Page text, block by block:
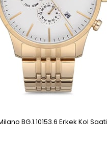
BG.1.10153.6 Erkek Kol Saati